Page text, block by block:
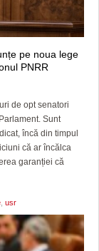
pe noua lege
PNRR
de opt senatori
Sunt
încă din timpul
că ar încălca
garanției că
usr